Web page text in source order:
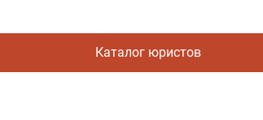
Каталог юристов